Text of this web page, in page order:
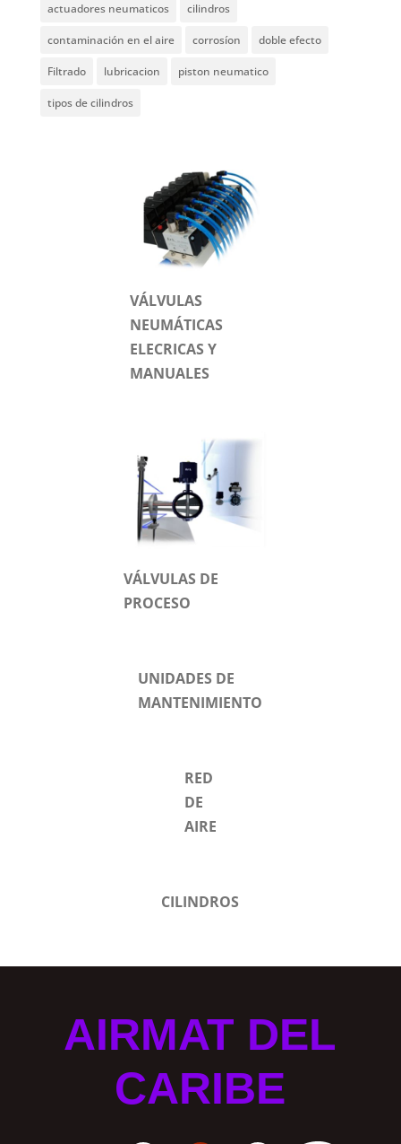
actuadores neumaticos cilindros
contaminación en el aire corrosíon doble efecto
Filtrado lubricacion piston neumatico
tipos de cilindros
VÁLVULAS
NEUMÁTICAS
ELECRICAS Y
MANUALES
VÁLVULAS DE
PROCESO
UNIDADES DE
MANTENIMIENTO
RED
DE
AIRE
CILINDROS
AIRMAT DEL
CARIBE